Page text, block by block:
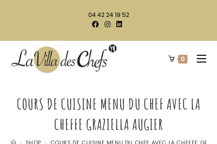
04 42 24 19 52
0
COURS DE CUISINE MENU DU CHEF AVEC LA
CHEFFE GRAZIELLA AUGIER